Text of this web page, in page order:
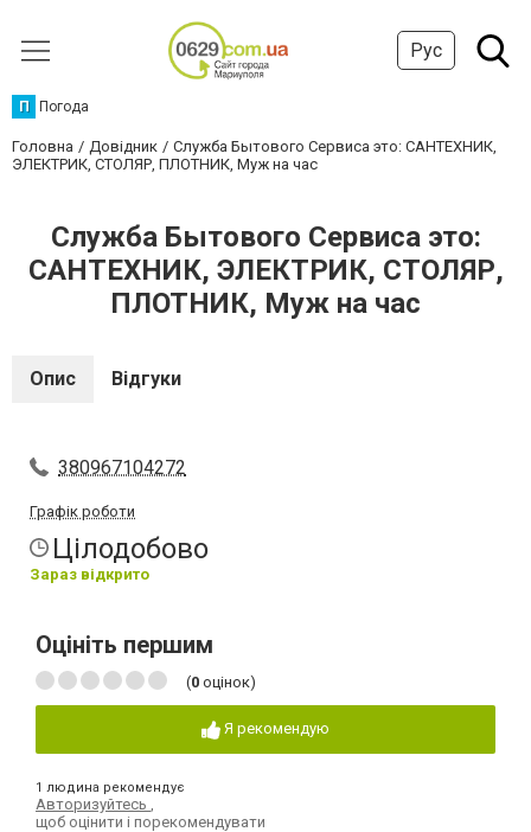
Рус
П Погода
Головна Довідник
Служба Бытового Сервиса это: САНТЕХНИК,
ЭЛЕКТРИК, СТОЛЯР, ПЛОТНИК, Муж на час
Служба Бытового Сервиса это:
САНТЕХНИК, ЭЛЕКТРИК, СТОЛЯР,
ПЛОТНИК, Муж на час
Опис Відгуки
380967104272
Графік роботи
Цілодобово
Зараз відкрито
Оцініть першим
(0 оцінок)
Я рекомендую
1 людина рекомендує
Авторизуйтесь
щоб оцінити і порекомендувати